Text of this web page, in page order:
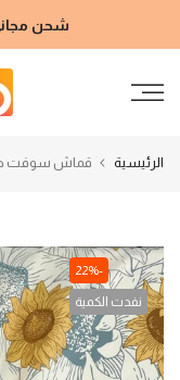
إلى
شحن مجاني
الرئيسية قماش سوفت
-22%
نفدت الكمية